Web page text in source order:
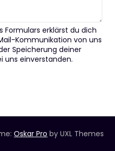
Formulars erklärst du dich
Kommunikation von uns
Speicherung deiner
uns einverstanden.
Oskar Pro by UXL Themes